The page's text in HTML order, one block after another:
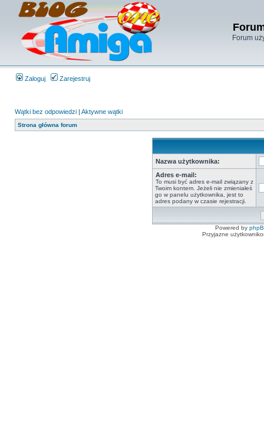
Forum
Zaloguj Zarejestruj
Wątki bez odpowiedzi | Aktywne wątki
Strona główna forum
Nazwa użytkownika:
Adres e-mail:
To musi być adres e-mail związany z
Twoim kontem. Jeżeli nie zmieniałeś
go w panelu użytkownika, jest to
adres podany w czasie rejestracji.
Powered by
Przyjazne